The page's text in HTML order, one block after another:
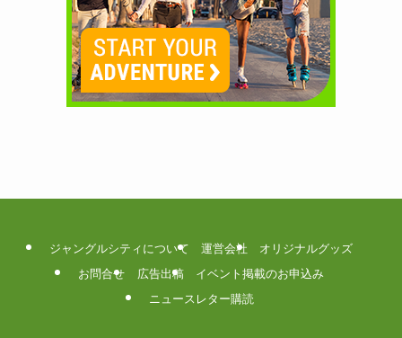
ジャングルシティについて 運営会社
オリジナルグッズ
お問合せ
広告出稿
イベント掲載のお申込み
ニュースレター購読